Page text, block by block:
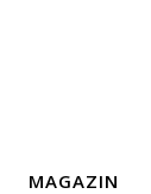
MAGAZIN